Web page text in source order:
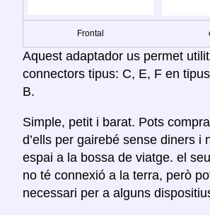
Frontal
Aquest adaptador us permet
connectors tipus: C, E, F en
B.
Simple, petit i barat. Pots
d’ells per gairebé sense diners i
espai a la bossa de viatge. el
no té connexió a la terra, però
necessari per a alguns